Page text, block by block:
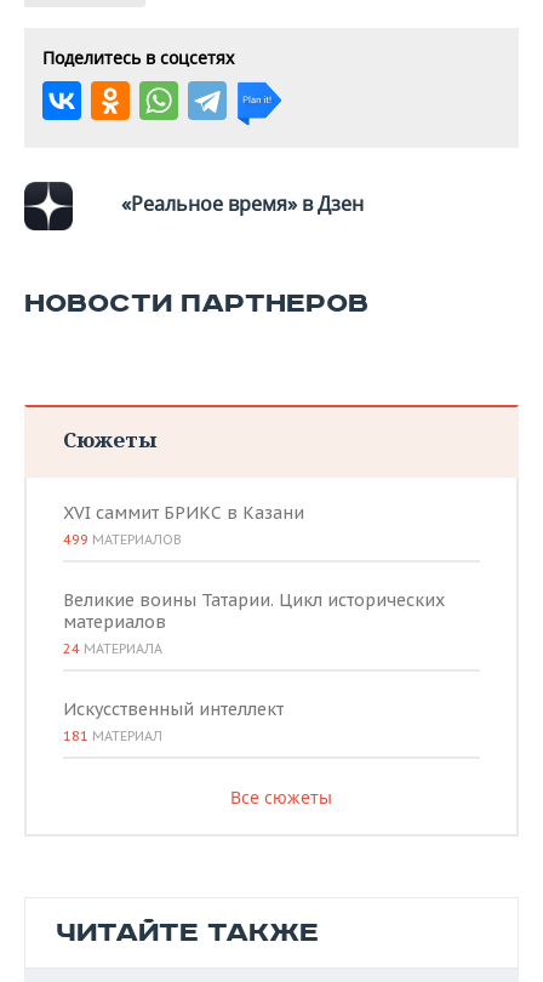
Поделитесь в соцсетях
«Реальное время» в Дзен
НОВОСТИ ПАРТНЕРОВ
Сюжеты
XVI саммит БРИКС в Казани
499 МАТЕРИАЛОВ
Великие воины Татарии. Цикл исторических
материалов
24 МАТЕРИАЛА
Искусственный интеллект
181 МАТЕРИАЛ
Все сюжеты
ЧИТАЙТЕ ТАКЖЕ